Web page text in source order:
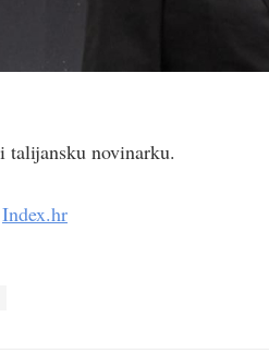
novinarku.
Index.hr